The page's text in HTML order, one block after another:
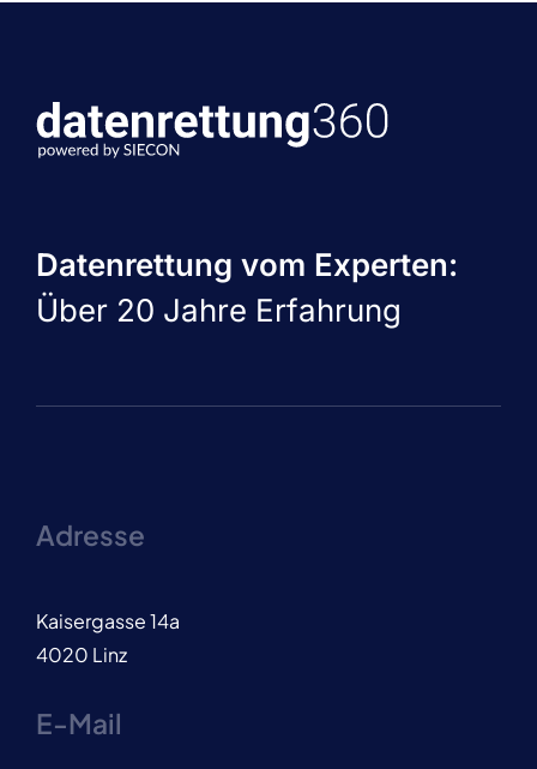
Datenrettung vom Experten:
Über 20 Jahre Erfahrung
Adresse
Kaisergasse 14a
4020 Linz
E-Mail